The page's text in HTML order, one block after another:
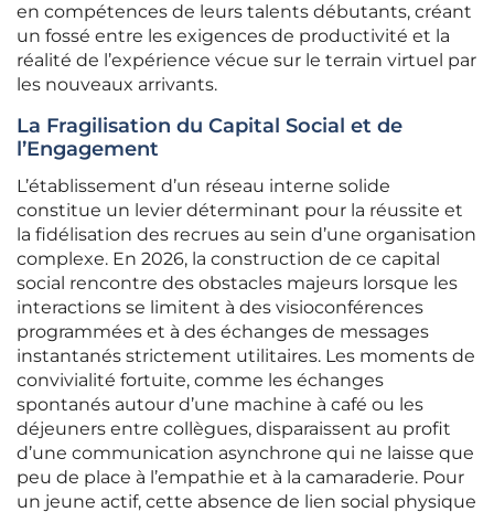
en compétences de leurs talents débutants, créant
un fossé entre les exigences de productivité et la
réalité de l’expérience vécue sur le terrain virtuel par
les nouveaux arrivants.
La Fragilisation du Capital Social et de
l’Engagement
L’établissement d’un réseau interne solide
constitue un levier déterminant pour la réussite et
la fidélisation des recrues au sein d’une organisation
complexe. En 2026, la construction de ce capital
social rencontre des obstacles majeurs lorsque les
interactions se limitent à des visioconférences
programmées et à des échanges de messages
instantanés strictement utilitaires. Les moments de
convivialité fortuite, comme les échanges
spontanés autour d’une machine à café ou les
déjeuners entre collègues, disparaissent au profit
d’une communication asynchrone qui ne laisse que
peu de place à l’empathie et à la camaraderie. Pour
un jeune actif, cette absence de lien social physique